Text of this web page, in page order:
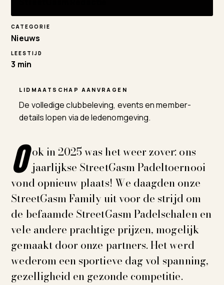
CATEGORIE
Nieuws
LEESTIJD
3 min
LIDMAATSCHAP AANVRAGEN
De volledige clubbeleving, events en member-
details lopen via de ledenomgeving.
O ok in 2025 was het weer zover: ons
jaarlijkse StreetGasm Padeltoernooi
vond opnieuw plaats! We daagden onze
StreetGasm Family uit voor de strijd om
de befaamde StreetGasm Padelschalen en
vele andere prachtige prijzen, mogelijk
gemaakt door onze partners. Het werd
wederom een sportieve dag vol spanning,
gezelligheid en gezonde competitie.